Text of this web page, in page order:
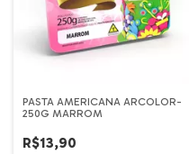
PASTA AMERICANA ARCOLOR-
250G MARROM
R$13,90